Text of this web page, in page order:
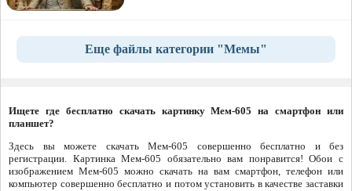
Еще файлы категории "Мемы"
Ищете где бесплатно скачать картинку Мем-605 на смартфон или
планшет?
Здесь вы можете скачать Мем-605 совершенно бесплатно и без
регистрации. Картинка Мем-605 обязательно вам понравится! Обои с
изображением Мем-605 можно скачать на вам смартфон, телефон или
компьютер совершенно бесплатно и потом установить в качестве заставки